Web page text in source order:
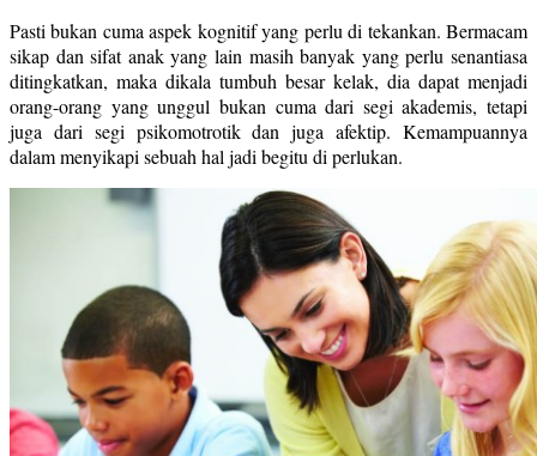
Pasti bukan cuma aspek kognitif yang perlu di tekankan. Bermacam
sikap dan sifat anak yang lain masih banyak yang perlu senantiasa
ditingkatkan, maka dikala tumbuh besar kelak, dia dapat menjadi
orang-orang yang unggul bukan cuma dari segi akademis, tetapi
juga dari segi psikomotrotik dan juga afektip. Kemampuannya
dalam menyikapi sebuah hal jadi begitu di perlukan.